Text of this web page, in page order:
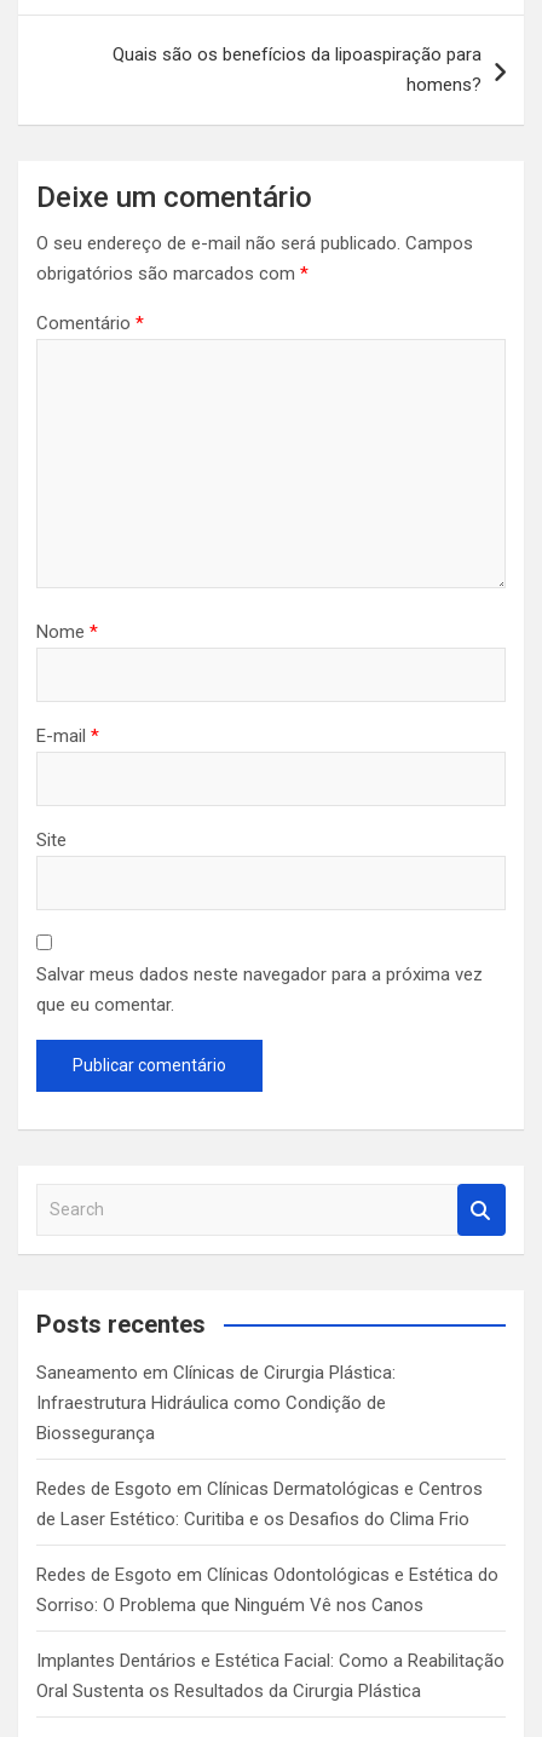
Quais são os benefícios da lipoaspiração para
homens?
Deixe um comentário
O seu endereço de e-mail não será publicado. Campos
obrigatórios são marcados com *
Comentário *
Nome *
E-mail *
Site
Salvar meus dados neste navegador para a próxima vez
que eu comentar.
a
c
Posts recentes
Saneamento em Clínicas de Cirurgia Plástica:
Infraestrutura Hidráulica como Condição de
Biossegurança
Redes de Esgoto em Clínicas Dermatológicas e Centros
de Laser Estético: Curitiba e os Desafios do Clima Frio
Redes de Esgoto em Clínicas Odontológicas e Estética do
Sorriso: O Problema que Ninguém Vê nos Canos
Implantes Dentários e Estética Facial: Como a Reabilitação
Oral Sustenta os Resultados da Cirurgia Plástica